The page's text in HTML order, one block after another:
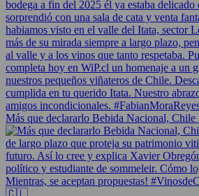
Más que declararlo Bebida Nacional, Chile